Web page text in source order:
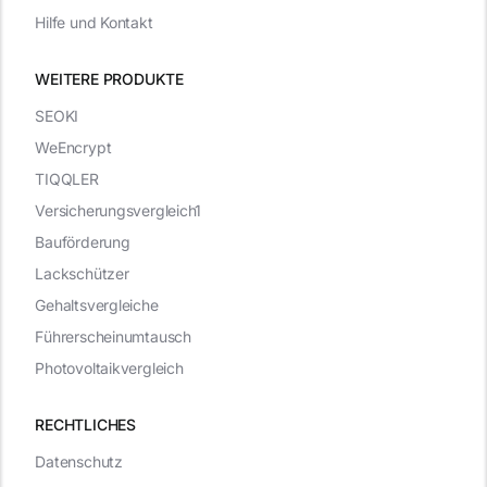
WEITERE PRODUKTE
RECHTLICHES
Datenschutz
Hilfe und Kontakt
SEOKI
WeEncrypt
TIQQLER
Versicherungsvergleich1
Bauförderung
Lackschützer
Gehaltsvergleiche
Führerscheinumtausch
Photovoltaikvergleich